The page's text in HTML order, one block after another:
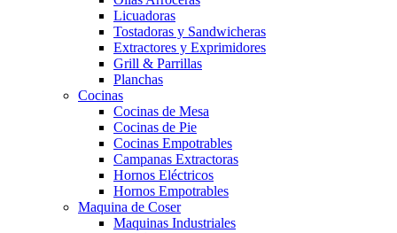
Licuadoras
Tostadoras y Sandwicheras
Extractores y Exprimidores
Grill & Parrillas
Planchas
Cocinas
Cocinas de Mesa
Cocinas de Pie
Cocinas Empotrables
Campanas Extractoras
Hornos Eléctricos
Hornos Empotrables
Maquina de Coser
Maquinas Industriales